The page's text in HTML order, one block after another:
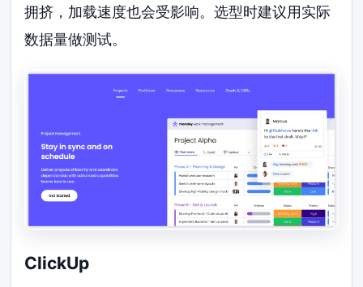
拥挤，加载速度也会受影响。选型时建议用实际
数据量做测试。
ClickUp